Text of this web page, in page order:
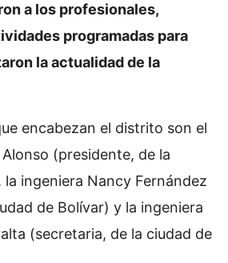
a los profesionales,
programadas para
la actualidad de la
encabezan el distrito son el
(presidente, de la
la ingeniera Nancy Fernández
de Bolívar) y la ingeniera
(secretaria, de la ciudad de